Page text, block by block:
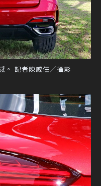
。 記者陳威任／攝影